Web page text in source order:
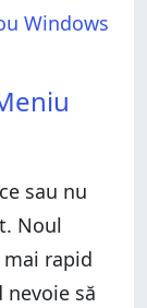
Windows
sau nu
Noul
mai rapid
să